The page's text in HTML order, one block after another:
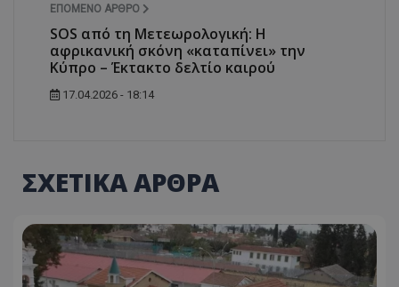
ΕΠΌΜΕΝΟ ΆΡΘΡΟ
SOS από τη Μετεωρολογική: Η
αφρικανική σκόνη «καταπίνει» την
Κύπρο – Έκτακτο δελτίο καιρού
17.04.2026 - 18:14
ΣΧΕΤΙΚΑ ΑΡΘΡΑ